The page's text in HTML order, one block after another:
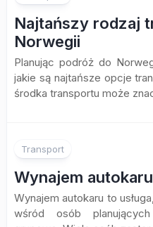
Najtańszy rodzaj
Norwegii
Planując podróż do
jakie są najtańsze opcje
środka transportu może
Transport
Wynajem
Wynajem autokaru to
wśród osób